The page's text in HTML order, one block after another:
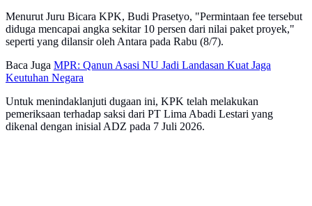
Menurut Juru Bicara KPK, Budi Prasetyo, "Permintaan fee tersebut
diduga mencapai angka sekitar 10 persen dari nilai paket proyek,"
seperti yang dilansir oleh Antara pada Rabu (8/7).
Baca Juga MPR: Qanun Asasi NU Jadi Landasan Kuat Jaga
Keutuhan Negara
Untuk menindaklanjuti dugaan ini, KPK telah melakukan
pemeriksaan terhadap saksi dari PT Lima Abadi Lestari yang
dikenal dengan inisial ADZ pada 7 Juli 2026.